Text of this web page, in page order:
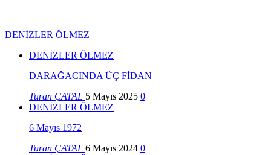
DENİZLER ÖLMEZ
DENİZLER ÖLMEZ
DARAĞACINDA ÜÇ FİDAN
Turan ÇATAL 5 Mayıs 2025 0
DENİZLER ÖLMEZ
6 Mayıs 1972
Turan ÇATAL 6 Mayıs 2024 0